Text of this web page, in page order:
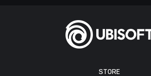
STORE